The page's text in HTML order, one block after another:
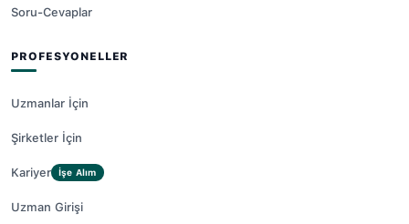
Soru-Cevaplar
PROFESYONELLER
Uzmanlar İçin
Şirketler İçin
Kariyer İşe Alım
Uzman Girişi